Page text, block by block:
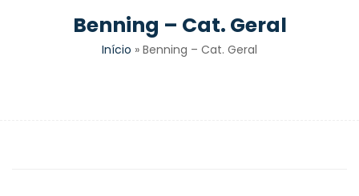
Benning – Cat. Geral
Início » Benning – Cat. Geral